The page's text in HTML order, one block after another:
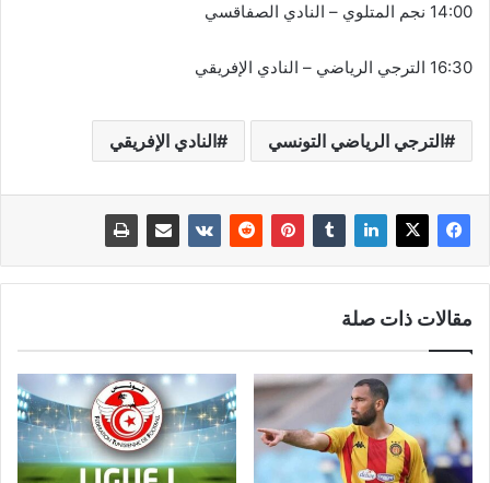
14:00 نجم المتلوي – النادي الصفاقسي
16:30 الترجي الرياضي – النادي الإفريقي
الترجي الرياضي التونسي النادي الإفريقي
مقالات ذات صلة